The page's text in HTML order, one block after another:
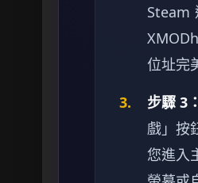
Steam
位址完
3.
步驟 3
戲」按
您進入